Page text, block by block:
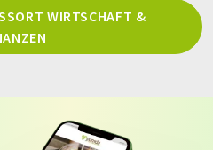
WIRTSCHAFT &